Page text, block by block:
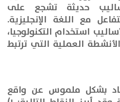
حديثة تشجع على
مع اللغة الإنجليزية.
استخدام التكنولوجيا،
العملية التي ترتبط
بشكل ملموس عن واقع